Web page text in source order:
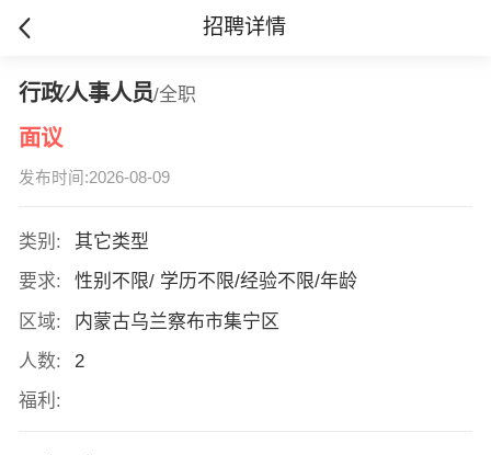
招聘详情
行政∕人事人员/全职
面议
发布时间:2026-08-09
类别:
其它类型
要求:
性别不限/ 学历不限/经验不限/年龄
区域:
内蒙古乌兰察布市集宁区
人数:
2
福利: